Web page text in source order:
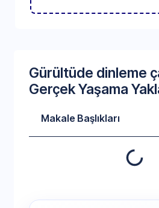
Gürültüde dinleme
Gerçek Yaşama
Makale Başlıkları